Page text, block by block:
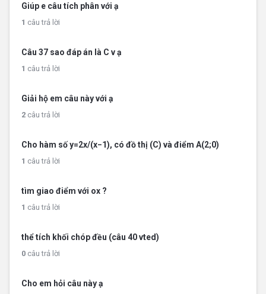
Giúp e câu tích phân với ạ
1 câu trả lời
Câu 37 sao đáp án là C v ạ
1 câu trả lời
Giải hộ em câu này với ạ
2 câu trả lời
Cho hàm số y=2x/(x−1), có đồ thị (C) và điểm A(2;0)
1 câu trả lời
tìm giao điểm với ox ?
1 câu trả lời
thể tích khối chóp đều (câu 40 vted)
0 câu trả lời
Cho em hỏi câu này ạ